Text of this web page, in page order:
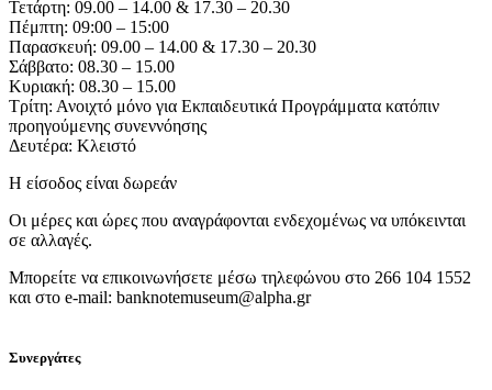
Τετάρτη: 09.00 – 14.00 & 17.30 – 20.30
Πέμπτη: 09:00 – 15:00
Παρασκευή: 09.00 – 14.00 & 17.30 – 20.30
Σάββατο: 08.30 – 15.00
Κυριακή: 08.30 – 15.00
Τρίτη: Ανοιχτό μόνο για Εκπαιδευτικά Προγράμματα κατόπιν
προηγούμενης συνεννόησης
Δευτέρα: Κλειστό
Η είσοδος είναι δωρεάν
Οι μέρες και ώρες που αναγράφονται ενδεχομένως να υπόκεινται
σε αλλαγές.
Μπορείτε να επικοινωνήσετε μέσω τηλεφώνου στο 266 104 1552
και στο e-mail: banknotemuseum@alpha.gr
Συνεργάτες